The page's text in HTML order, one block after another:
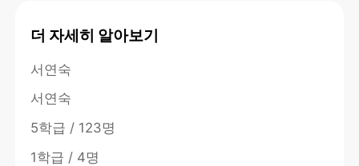
더 자세히 알아보기
서연숙
서연숙
5학급 / 123명
1학급 / 4명